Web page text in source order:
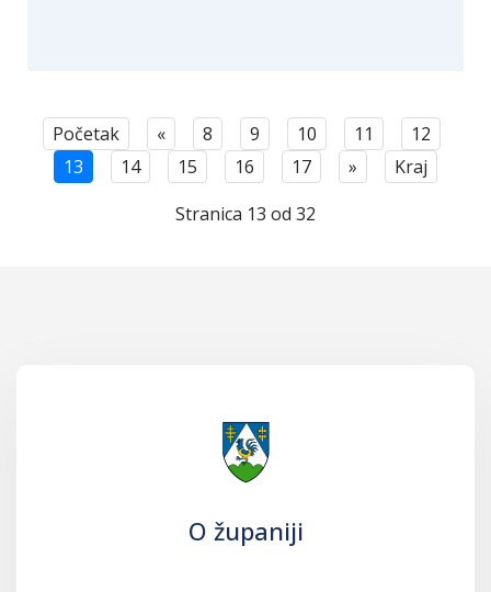
Početak « 8 9 10 11
12
13
14 15 16 17 »
Kraj
Stranica 13 od 32
O županiji